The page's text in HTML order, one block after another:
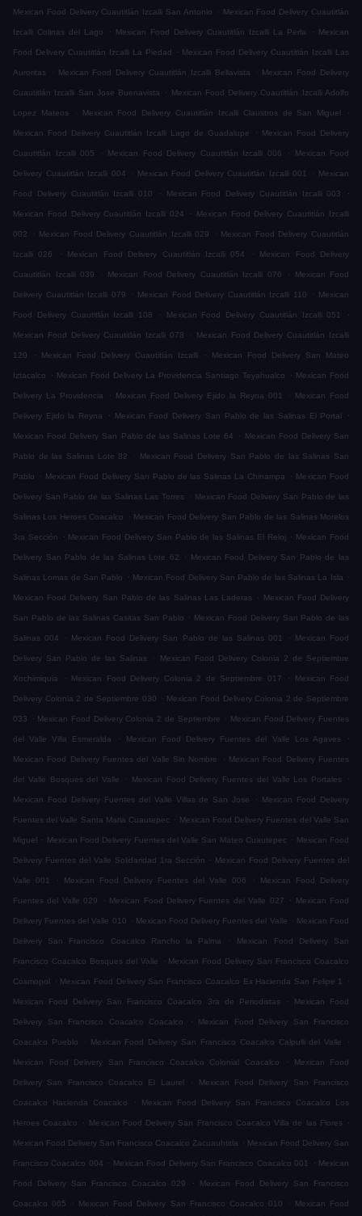
Mexican Food Delivery Cuautitlán Izcalli San Antonio . Mexican Food Delivery Cuautitlán
Izcalli Colinas del Lago . Mexican Food Delivery Cuautitlán Izcalli La Perla . Mexican
Food Delivery Cuautitlán Izcalli La Piedad . Mexican Food Delivery Cuautitlán Izcalli Las
Auroritas . Mexican Food Delivery Cuautitlán Izcalli Bellavista . Mexican Food Delivery
Cuautitlán Izcalli San Jose Buenavista . Mexican Food Delivery Cuautitlán Izcalli Adolfo
Lopez Mateos . Mexican Food Delivery Cuautitlán Izcalli Claustros de San Miguel .
Mexican Food Delivery Cuautitlán Izcalli Lago de Guadalupe . Mexican Food Delivery
Cuautitlán Izcalli 005 . Mexican Food Delivery Cuautitlán Izcalli 006 . Mexican Food
Delivery Cuautitlán Izcalli 004 . Mexican Food Delivery Cuautitlán Izcalli 001 . Mexican
Food Delivery Cuautitlán Izcalli 010 . Mexican Food Delivery Cuautitlán Izcalli 003 .
Mexican Food Delivery Cuautitlán Izcalli 024 . Mexican Food Delivery Cuautitlán Izcalli
002 . Mexican Food Delivery Cuautitlán Izcalli 029 . Mexican Food Delivery Cuautitlán
Izcalli 026 . Mexican Food Delivery Cuautitlán Izcalli 054 . Mexican Food Delivery
Cuautitlán Izcalli 039 . Mexican Food Delivery Cuautitlán Izcalli 076 . Mexican Food
Delivery Cuautitlán Izcalli 079 . Mexican Food Delivery Cuautitlán Izcalli 110 . Mexican
Food Delivery Cuautitlán Izcalli 108 . Mexican Food Delivery Cuautitlán Izcalli 051 .
Mexican Food Delivery Cuautitlán Izcalli 078 . Mexican Food Delivery Cuautitlán Izcalli
120 . Mexican Food Delivery Cuautitlán Izcalli . Mexican Food Delivery San Mateo
Iztacalco . Mexican Food Delivery La Providencia Santiago Teyahualco . Mexican Food
Delivery La Providencia . Mexican Food Delivery Ejido la Reyna 001 . Mexican Food
Delivery Ejido la Reyna . Mexican Food Delivery San Pablo de las Salinas El Portal .
Mexican Food Delivery San Pablo de las Salinas Lote 64 . Mexican Food Delivery San
Pablo de las Salinas Lote 82 . Mexican Food Delivery San Pablo de las Salinas San
Pablo . Mexican Food Delivery San Pablo de las Salinas La Chinampa . Mexican Food
Delivery San Pablo de las Salinas Las Torres . Mexican Food Delivery San Pablo de las
Salinas Los Heroes Coacalco . Mexican Food Delivery San Pablo de las Salinas Morelos
3ra Sección . Mexican Food Delivery San Pablo de las Salinas El Reloj . Mexican Food
Delivery San Pablo de las Salinas Lote 62 . Mexican Food Delivery San Pablo de las
Salinas Lomas de San Pablo . Mexican Food Delivery San Pablo de las Salinas La Isla .
Mexican Food Delivery San Pablo de las Salinas Las Laderas . Mexican Food Delivery
San Pablo de las Salinas Casitas San Pablo . Mexican Food Delivery San Pablo de las
Salinas 004 . Mexican Food Delivery San Pablo de las Salinas 001 . Mexican Food
Delivery San Pablo de las Salinas . Mexican Food Delivery Colonia 2 de Septiembre
Xochimiquia . Mexican Food Delivery Colonia 2 de Septiembre 017 . Mexican Food
Delivery Colonia 2 de Septiembre 030 . Mexican Food Delivery Colonia 2 de Septiembre
033 . Mexican Food Delivery Colonia 2 de Septiembre . Mexican Food Delivery Fuentes
del Valle Villa Esmeralda . Mexican Food Delivery Fuentes del Valle Los Agaves .
Mexican Food Delivery Fuentes del Valle Sin Nombre . Mexican Food Delivery Fuentes
del Valle Bosques del Valle . Mexican Food Delivery Fuentes del Valle Los Portales .
Mexican Food Delivery Fuentes del Valle Villas de San Jose . Mexican Food Delivery
Fuentes del Valle Santa Maria Cuautepec . Mexican Food Delivery Fuentes del Valle San
Miguel . Mexican Food Delivery Fuentes del Valle San Mateo Cuautepec . Mexican Food
Delivery Fuentes del Valle Solidaridad 1ra Sección . Mexican Food Delivery Fuentes del
Valle 001 . Mexican Food Delivery Fuentes del Valle 006 . Mexican Food Delivery
Fuentes del Valle 029 . Mexican Food Delivery Fuentes del Valle 027 . Mexican Food
Delivery Fuentes del Valle 010 . Mexican Food Delivery Fuentes del Valle . Mexican Food
Delivery San Francisco Coacalco Rancho la Palma . Mexican Food Delivery San
Francisco Coacalco Bosques del Valle . Mexican Food Delivery San Francisco Coacalco
Cosmopol . Mexican Food Delivery San Francisco Coacalco Ex Hacienda San Felipe 1 .
Mexican Food Delivery San Francisco Coacalco 3ra de Periodistas . Mexican Food
Delivery San Francisco Coacalco Coacalco . Mexican Food Delivery San Francisco
Coacalco Pueblo . Mexican Food Delivery San Francisco Coacalco Calpulli del Valle .
Mexican Food Delivery San Francisco Coacalco Colonial Coacalco . Mexican Food
Delivery San Francisco Coacalco El Laurel . Mexican Food Delivery San Francisco
Coacalco Hacienda Coacalco . Mexican Food Delivery San Francisco Coacalco Los
Heroes Coacalco . Mexican Food Delivery San Francisco Coacalco Villa de las Flores .
Mexican Food Delivery San Francisco Coacalco Zacuauhtitla . Mexican Food Delivery San
Francisco Coacalco 004 . Mexican Food Delivery San Francisco Coacalco 001 . Mexican
Food Delivery San Francisco Coacalco 029 . Mexican Food Delivery San Francisco
Coacalco 065 . Mexican Food Delivery San Francisco Coacalco 010 . Mexican Food